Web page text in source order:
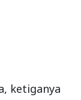
ketiganya